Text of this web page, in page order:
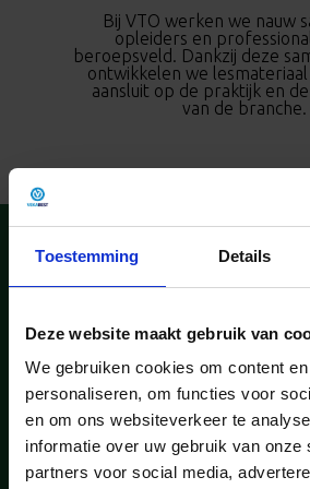
Toestemming Details
Deze website maakt gebruik van
We gebruiken cookies om content
personaliseren, om functies voor
en om ons websiteverkeer te
informatie over uw gebruik van onze
partners voor social media,
Bij VTO werken we nauw
opleiders en
beroepsveld. Dankzij deze
ontwikkelen we
aansluit op de praktijk en
van de branche.
Wat biedt
diensten,
optimaliseren: